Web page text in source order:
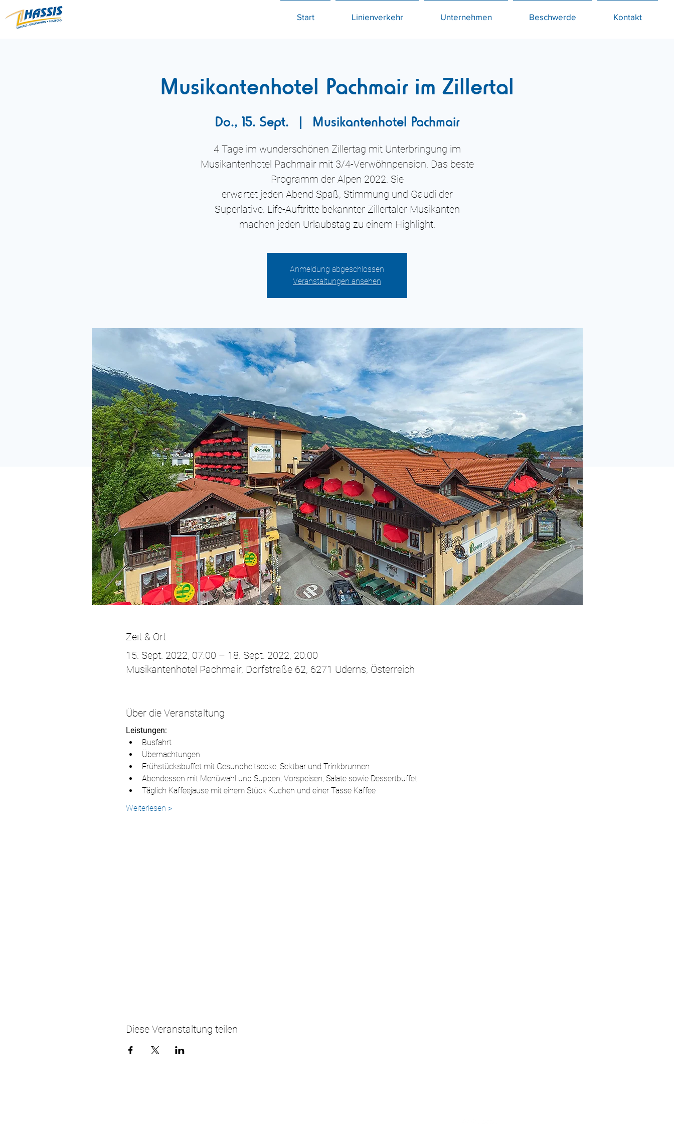
Start Linienverkehr Unternehmen Beschwerde Kontakt
Musikantenhotel Pachmair im Zillertal
Do., 15. Sept.
  |
Musikantenhotel Pachmair
4 Tage im wunderschönen Zillertag mit Unterbringung im
Musikantenhotel Pachmair mit 3/4-Verwöhnpension. Das beste
Programm der Alpen 2022. Sie
erwartet jeden Abend Spaß, Stimmung und Gaudi der
Superlative. Life-Auftritte bekannter Zillertaler Musikanten
machen jeden Urlaubstag zu einem Highlight.
Anmeldung abgeschlossen
Veranstaltungen ansehen
Zeit & Ort
15. Sept. 2022, 07:00 – 18. Sept. 2022, 20:00
Musikantenhotel Pachmair, Dorfstraße 62, 6271 Uderns, Österreich
Über die Veranstaltung
Leistungen:
Busfahrt
Übernachtungen
Frühstücksbuffet mit Gesundheitsecke, Sektbar und Trinkbrunnen
Abendessen mit Menüwahl und Suppen, Vorspeisen, Salate sowie Dessertbuffet
Täglich Kaffeejause mit einem Stück Kuchen und einer Tasse Kaffee
Weiterlesen >
Diese Veranstaltung teilen